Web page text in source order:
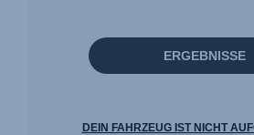
ERGEBNISSE
DEIN FAHRZEUG IST NICHT